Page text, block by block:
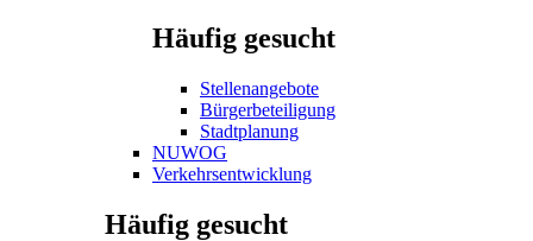
Häufig gesucht
Stellenangebote
Bürgerbeteiligung
Stadtplanung
NUWOG
Verkehrsentwicklung
Häufig gesucht